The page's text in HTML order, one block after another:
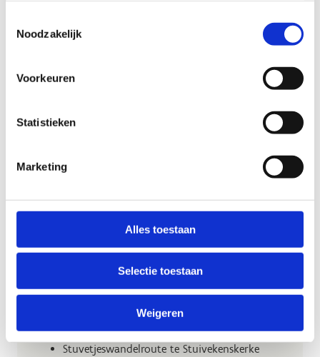
Noodzakelijk
Voorkeuren
Statistieken
Marketing
Alles toestaan
Selectie toestaan
Weigeren
Wandelen
natuurgebied van de Blankaart, een aanrader voor
Nog in de buurt van Woumen kan je kiezen uit:
de Hemelsdaele wandelroute
de Zannekinroute te Lampernisse
Bethoosterse Broekenwandelroute te Esen
Stuvetjeswandelroute te Stuivekenskerke